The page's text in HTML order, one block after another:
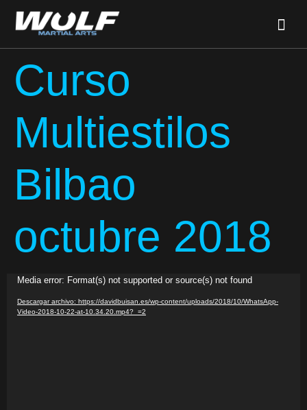
Curso
Multiestilos
Bilbao
octubre 2018
Reproductor
de
vídeo
Media error: Format(s) not supported or source(s) not found
Descargar archivo: https://davidbuisan.es/wp-content/uploads/2018/10/WhatsApp-
Video-2018-10-22-at-10.34.20.mp4?_=2